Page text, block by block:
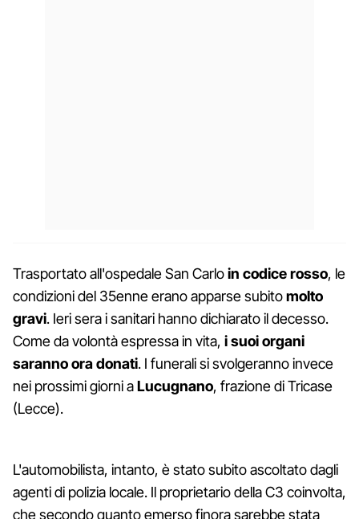
Trasportato all'ospedale San Carloin codice rosso, le
condizioni del 35enne erano apparse subitomolto
gravi. Ieri sera i sanitari hanno dichiarato il decesso.
Come da volontà espressa in vita, i suoi organi
saranno ora donati. I funerali si svolgeranno invece
nei prossimi giorni aLucugnano, frazione di Tricase
(Lecce).
L'automobilista, intanto, è stato subito ascoltato dagli
agenti di polizia locale. Il proprietario della C3 coinvolta,
che secondo quanto emerso finora sarebbe stata